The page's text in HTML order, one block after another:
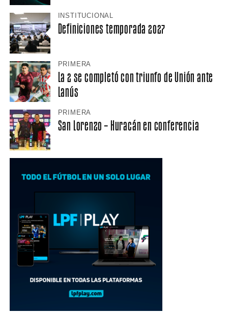
INSTITUCIONAL
Definiciones temporada 2027
PRIMERA
La 2 se completó con triunfo de Unión ante
Lanús
PRIMERA
San Lorenzo – Huracán en conferencia